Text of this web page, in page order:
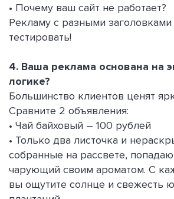
• Почему ваш сайт не работает?
Рекламу с разными заголовками
тестировать!
4. Ваша реклама основана на
логике?
Большинство клиентов ценят
Сравните 2 объявления:
• Чай байховый – 100 рублей
• Только два листочка и
собранные на рассвете,
чарующий своим ароматом. С
вы ощутите солнце и свежесть